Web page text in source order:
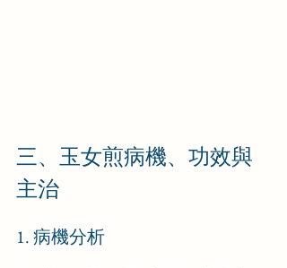
三、玉女煎病機、功效與
主治
1. 病機分析